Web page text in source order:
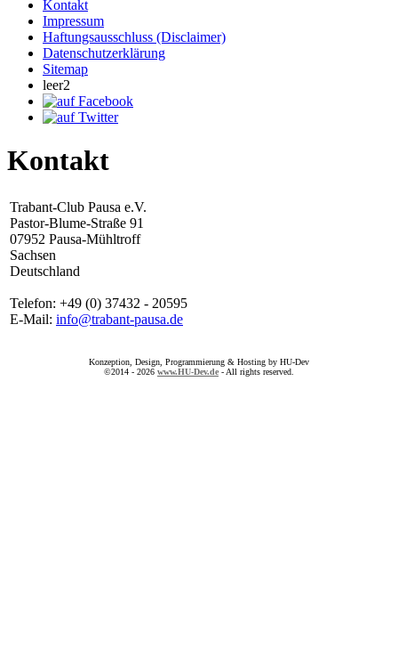
Kontakt
Impressum
Haftungsausschluss (Disclaimer)
Datenschutzerklärung
Sitemap
leer2
Kontakt
Trabant-Club Pausa e.V.
Pastor-Blume-Straße 91
07952 Pausa-Mühltroff
Sachsen
Deutschland
Telefon: +49 (0) 37432 - 20595
E-Mail: info@trabant-pausa.de
Konzeption, Design, Programmierung & Hosting by HU-Dev
©2014 - 2026 www.HU-Dev.de - All rights reserved.